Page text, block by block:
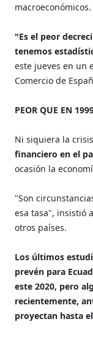
macroeconómicos.
"Es el peor
tenemos
este jueves en un
Comercio de
PEOR QUE EN
Ni siquiera la
financiero en el
ocasión la
"Son
esa tasa", insistió
otros países.
Los últimos
prevén para
este 2020, pero
recientemente,
proyectan hasta